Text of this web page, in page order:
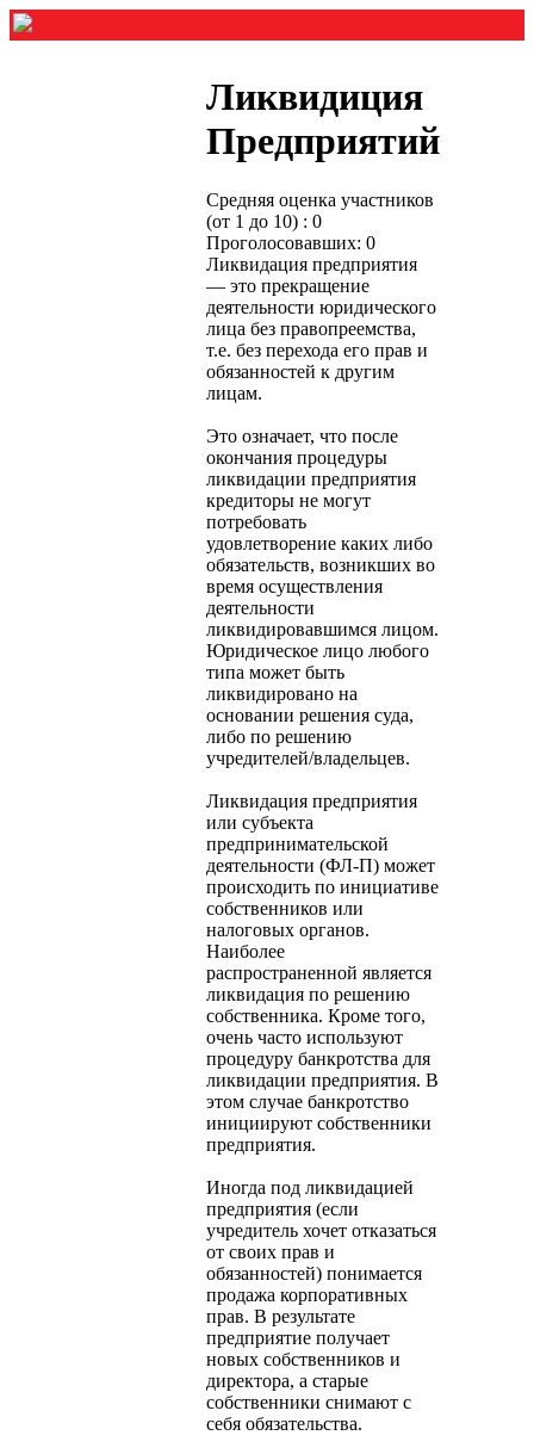
Ликвидиция
Предприятий
Средняя оценка участников
(от 1 до 10) : 0
Проголосовавших: 0
Ликвидация предприятия
— это прекращение
деятельности юридического
лица без правопреемства,
т.е. без перехода его прав и
обязанностей к другим
лицам.
Это означает, что после
окончания процедуры
ликвидации предприятия
кредиторы не могут
потребовать
удовлетворение каких либо
обязательств, возникших во
время осуществления
деятельности
ликвидировавшимся лицом.
Юридическое лицо любого
типа может быть
ликвидировано на
основании решения суда,
либо по решению
учредителей/владельцев.
Ликвидация предприятия
или субъекта
предпринимательской
деятельности (ФЛ-П) может
происходить по инициативе
собственников или
налоговых органов.
Наиболее
распространенной является
ликвидация по решению
собственника. Кроме того,
очень часто используют
процедуру банкротства для
ликвидации предприятия. В
этом случае банкротство
инициируют собственники
предприятия.
Иногда под ликвидацией
предприятия (если
учредитель хочет отказаться
от своих прав и
обязанностей) понимается
продажа корпоративных
прав. В результате
предприятие получает
новых собственников и
директора, а старые
собственники снимают с
себя обязательства.